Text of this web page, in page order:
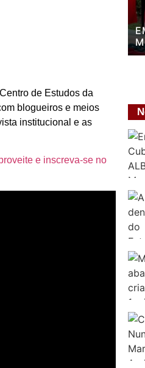
de Estudos da
blogueiros e meios
institucional e as
e inscreva-se no